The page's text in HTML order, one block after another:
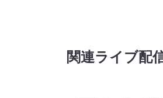
関連ライブ配